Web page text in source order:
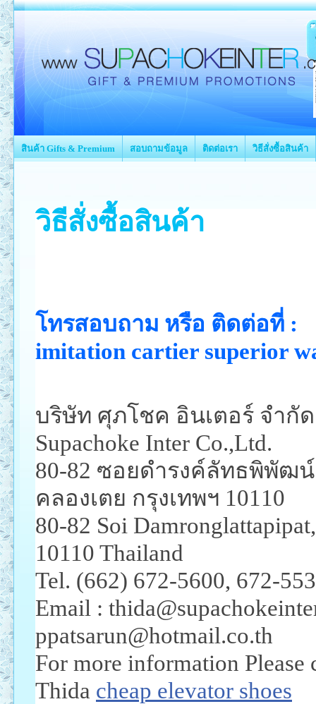
สินค้า Gifts & Premium สอบถามข้อมูล ติดต่อเรา วิธีสั่งซื้อสินค้า
วิธีสั่งซื้อสินค้า
โทรสอบถาม หรือ ติดต่อที่ :
imitation cartier superior
บริษัท ศุภโชค อินเตอร์ จำกัด
Supachoke Inter Co.,Ltd.
80-82 ซอยดำรงค์ลัทธพิพัฒ
คลองเตย กรุงเทพฯ 10110
80-82 Soi
10110 Thailand
Tel. (662) 672-5600, 672-
Email :
ppatsarun@hotmail.co.th
For more information
Thida cheap elevator shoes